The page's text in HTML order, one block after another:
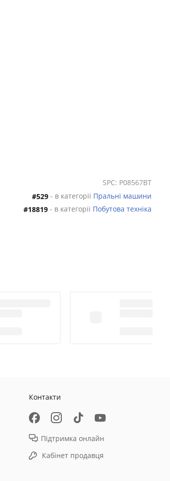
SPC: P08567BT
#529 - в категорії Пральні машини
#18819 - в категорії Побутова техніка
Контакти
Підтримка онлайн
Кабінет продавця